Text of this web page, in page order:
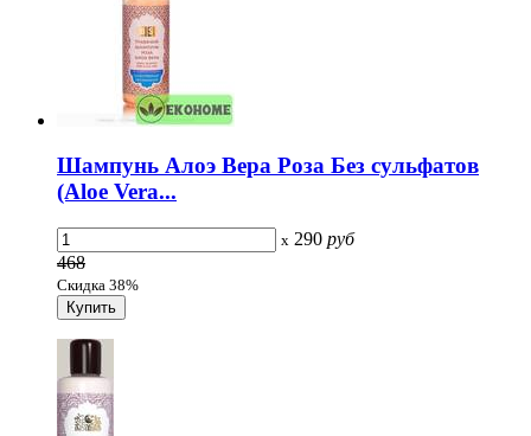
Шампунь Алоэ Вера Роза Без сульфатов
(Aloe Vera...
x 290 руб
468
Скидка 38%